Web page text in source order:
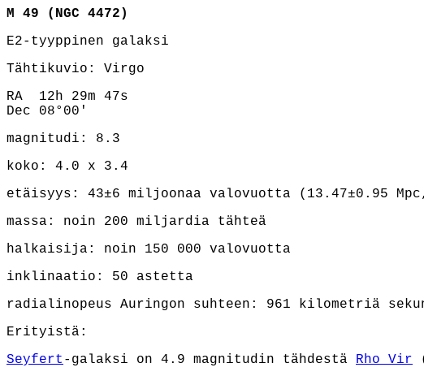
M 49 (NGC 4472)
E2-tyyppinen galaksi
Tähtikuvio: Virgo
RA 12h 29m 47s
Dec 08°00'
magnitudi: 8.3
koko: 4.0 x 3.4
etäisyys: 43±6 miljoonaa valovuotta (13.47±0.95
massa: noin 200 miljardia tähteä
halkaisija: noin 150 000 valovuotta
inklinaatio: 50 astetta
radialinopeus Auringon suhteen: 961 kilometriä
Erityistä:
Seyfert -galaksi on 4.9 magnitudin tähdestä Rho Vir